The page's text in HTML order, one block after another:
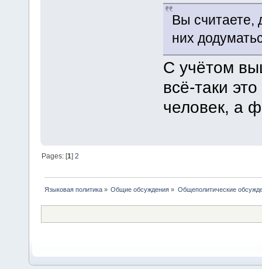
Вы считаете,
них
С учётом
всё-таки
человек, а
Pages: [1]2
Языковая политика» Общие обсуждения » Общеполитические